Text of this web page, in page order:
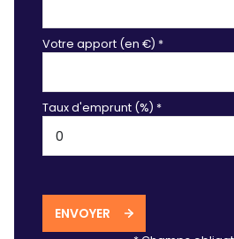
Votre apport (en €) *
Taux d'emprunt (%) *
ENVOYER